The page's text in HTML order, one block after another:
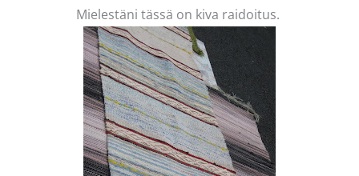
Mielestäni tässä on kiva raidoitus.